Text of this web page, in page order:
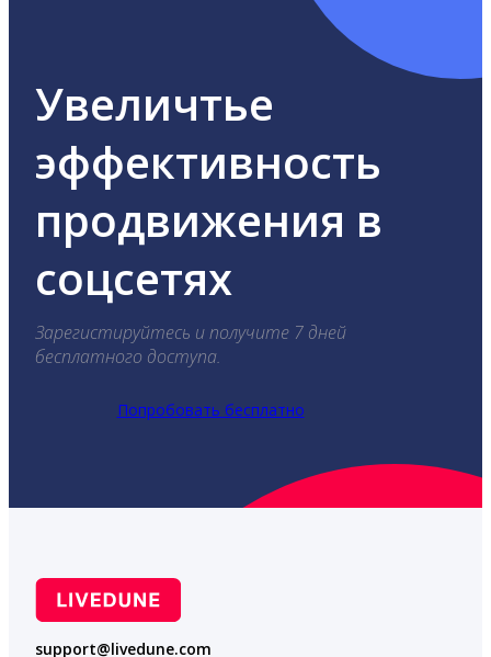
Увеличтье
эффективность
продвижения в
соцсетях
Зарегистируйтесь и получите 7 дней
бесплатного доступа.
Попробовать бесплатно
support@livedune.com